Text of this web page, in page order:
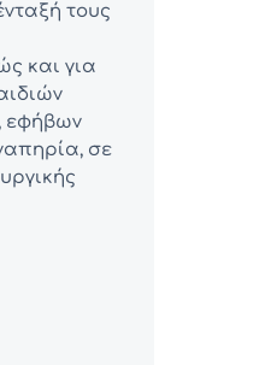
τους
και για
εφήβων
σε